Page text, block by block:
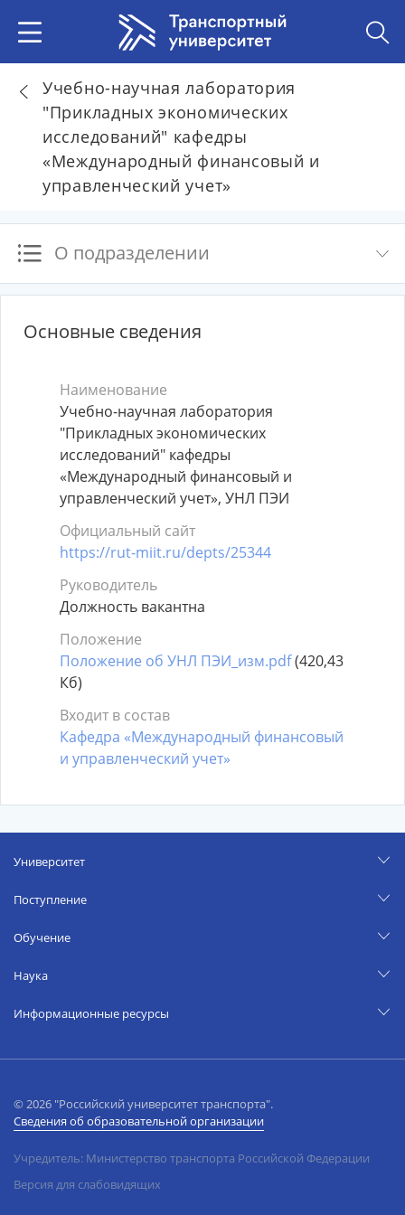
Учебно-научная лаборатория
"Прикладных экономических
исследований" кафедры
«Международный финансовый и
управленческий учет»
О подразделении
Основные сведения
Наименование
Учебно-научная лаборатория
"Прикладных экономических
исследований" кафедры
«Международный финансовый и
управленческий учет», УНЛ ПЭИ
Официальный сайт
https://rut-miit.ru/depts/25344
Руководитель
Должность вакантна
Положение
Положение об УНЛ ПЭИ_изм.pdf(420,43
Кб)
Входит в состав
Кафедра «Международный финансовый
и управленческий учет»
Университет
Поступление
Обучение
Наука
Информационные ресурсы
© 2026 "Российский университет транспорта".
Сведения об образовательной организации
Учредитель: Министерство транспорта Российской Федерации
Версия для слабовидящих